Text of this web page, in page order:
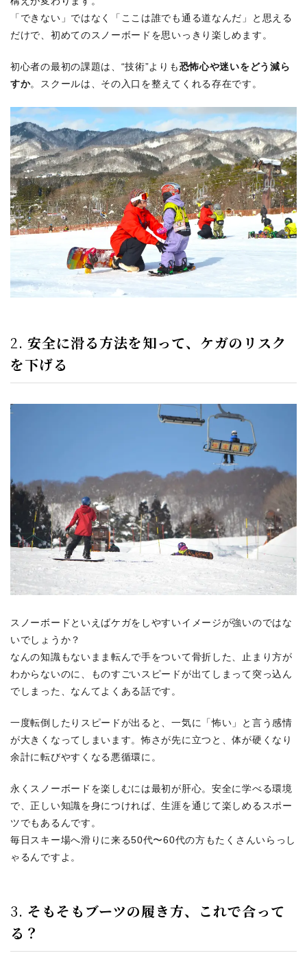
「できない」ではなく「ここは誰でも通る道なんだ」と思える
だけで、初めてのスノーボードを思いっきり楽しめます。
初心者の最初の課題は、“技術”よりも恐怖心や迷いをどう減ら
すか。スクールは、その入口を整えてくれる存在です。
2. 安全に滑る方法を知って、ケガのリスク
を下げる
スノーボードといえばケガをしやすいイメージが強いのではな
いでしょうか？
なんの知識もないまま転んで手をついて骨折した、止まり方が
わからないのに、ものすごいスピードが出てしまって突っ込ん
でしまった、なんてよくある話です。
一度転倒したりスピードが出ると、一気に「怖い」と言う感情
が大きくなってしまいます。怖さが先に立つと、体が硬くなり
余計に転びやすくなる悪循環に。
永くスノーボードを楽しむには最初が肝心。安全に学べる環境
で、正しい知識を身につければ、生涯を通じて楽しめるスポー
ツでもあるんです。
毎日スキー場へ滑りに来る50代〜60代の方もたくさんいらっし
ゃるんですよ。
3. そもそもブーツの履き方、これで合って
る？